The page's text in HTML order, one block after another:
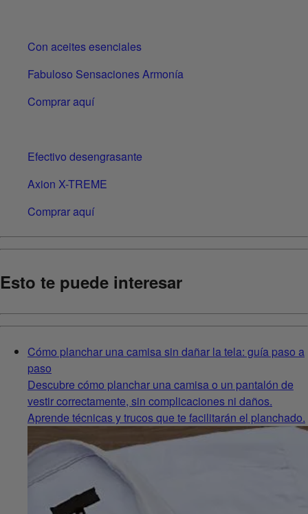
Con aceites esenciales
Fabuloso Sensaciones Armonía
Comprar aquí
Efectivo desengrasante
Axion X-TREME
Comprar aquí
Esto te puede interesar
Cómo planchar una camisa sin dañar la tela: guía paso a
paso
Descubre cómo planchar una camisa o un pantalón de
vestir correctamente, sin complicaciones ni daños.
Aprende técnicas y trucos que te facilitarán el planchado.